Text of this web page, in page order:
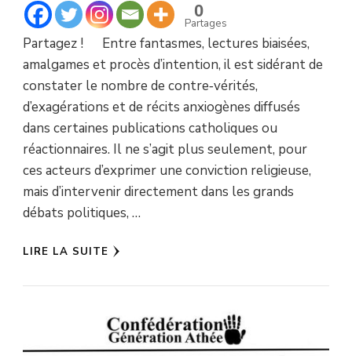
0
Partages
Partagez ! Entre fantasmes, lectures biaisées,
amalgames et procès d’intention, il est sidérant de
constater le nombre de contre‑vérités,
d’exagérations et de récits anxiogènes diffusés
dans certaines publications catholiques ou
réactionnaires. Il ne s’agit plus seulement, pour
ces acteurs d’exprimer une conviction religieuse,
mais d’intervenir directement dans les grands
débats politiques, …
LIRE LA SUITE